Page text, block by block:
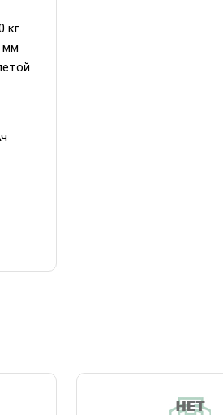
кг
мм